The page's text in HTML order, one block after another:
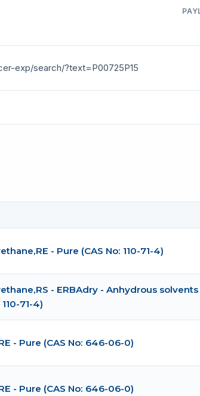
exp/search/?text=P00725P15
- Pure (CAS No: 110-71-4)
- ERBAdry - Anhydrous
71-4)
- Pure (CAS No: 646-06-0)
- Pure (CAS No: 646-06-0)